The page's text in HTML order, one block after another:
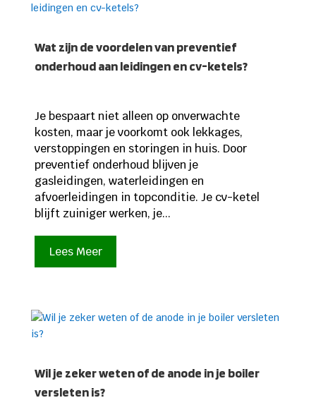
Wat zijn de voordelen van preventief
onderhoud aan leidingen en cv-ketels?
Je bespaart niet alleen op onverwachte
kosten, maar je voorkomt ook lekkages,
verstoppingen en storingen in huis. Door
preventief onderhoud blijven je
gasleidingen, waterleidingen en
afvoerleidingen in topconditie. Je cv-ketel
blijft zuiniger werken, je...
Lees Meer
Wil je zeker weten of de anode in je boiler
versleten is?